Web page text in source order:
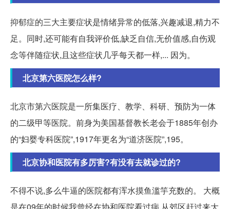
抑郁症的三大主要症状是情绪异常的低落,兴趣减退,精力不
足。同时,还可能有自我评价低,缺乏自信,无价值感,自伤观
念等伴随症状,且这些症状几乎每天都一样,... 因为。
北京第六医院怎么样?
北京市第六医院是一所集医疗、教学、科研、预防为一体
的二级甲等医院。前身为美国基督教长老会于1885年创办
的“妇婴专科医院”,1917年更名为“道济医院”,195。
北京协和医院有多厉害?有没有去就诊过的?
不得不说,多么牛逼的医院都有浑水摸鱼滥竽充数的。 大概
是在09年的时候我曾经在协和医院看过病,从郊区赶过来大